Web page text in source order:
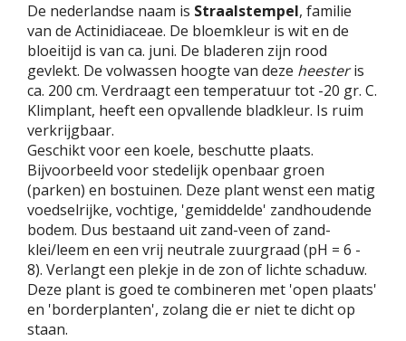
De nederlandse naam is Straalstempel, familie
van de Actinidiaceae. De bloemkleur is wit en de
bloeitijd is van ca. juni. De bladeren zijn rood
gevlekt. De volwassen hoogte van deze heesteris
ca. 200 cm. Verdraagt een temperatuur tot -20 gr. C.
Klimplant, heeft een opvallende bladkleur. Is ruim
verkrijgbaar.
Geschikt voor een koele, beschutte plaats.
Bijvoorbeeld voor stedelijk openbaar groen
(parken) en bostuinen. Deze plant wenst een matig
voedselrijke, vochtige, 'gemiddelde' zandhoudende
bodem. Dus bestaand uit zand-veen of zand-
klei/leem en een vrij neutrale zuurgraad (pH = 6 -
8). Verlangt een plekje in de zon of lichte schaduw.
Deze plant is goed te combineren met 'open plaats'
en 'borderplanten', zolang die er niet te dicht op
staan.